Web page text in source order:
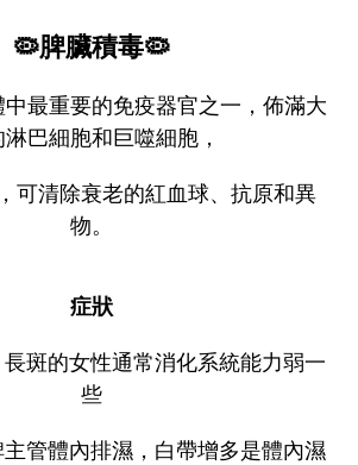
🦠脾臟積毒🦠
最重要的免疫器官之一，佈滿大
巴細胞和巨噬細胞，
可清除衰老的紅血球、抗原和異
物。
症狀
斑的女性通常消化系統能力弱一
些
管體內排濕，白帶增多是體內濕